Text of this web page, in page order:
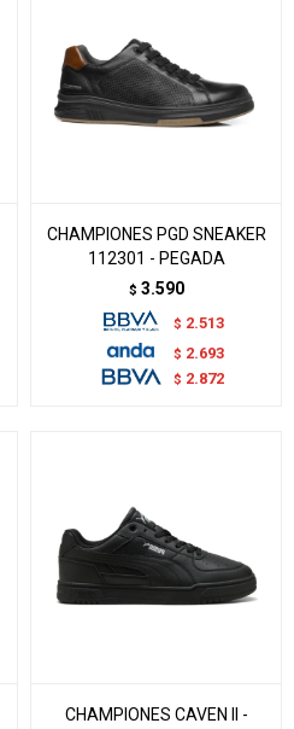
CHAMPIONES PGD SNEAKER
112301 - PEGADA
$ 3.590
$ 2.513
$ 2.693
$ 2.872
CHAMPIONES CAVEN II -